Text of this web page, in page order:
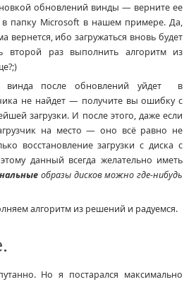
обновлений винды — верните ее
в папку Microsoft в нашем примере. Да,
вернется, ибо загружаться вновь будет
второй раз выполнить алгоритм из
винда после обновлений уйдет в
не найдет — получите вы ошибку с
загрузки. И после этого, даже если
на место — оно всё равно не
восстановление загрузки с диска с
данный всегда желательно иметь
образы дисков можно где-нибудь
алгоритм из решений и радуемся.
Но я постарался максимально